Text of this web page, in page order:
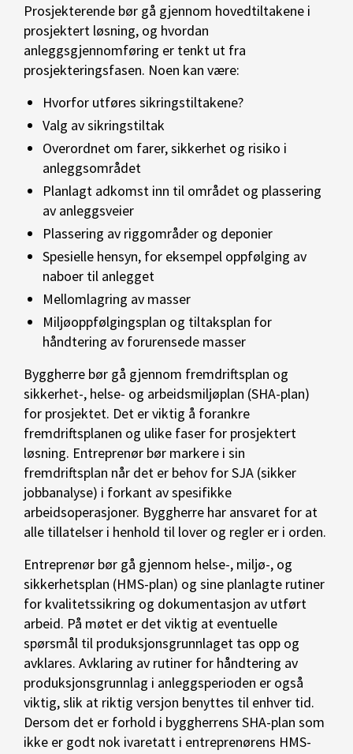
Prosjekterende bør gå gjennom hovedtiltakene i
prosjektert løsning, og hvordan
anleggsgjennomføring er tenkt ut fra
prosjekteringsfasen. Noen kan være:
Hvorfor utføres sikringstiltakene?
Valg av sikringstiltak
Overordnet om farer, sikkerhet og risiko i
anleggsområdet
Planlagt adkomst inn til området og plassering
av anleggsveier
Plassering av riggområder og deponier
Spesielle hensyn, for eksempel oppfølging av
naboer til anlegget
Mellomlagring av masser
Miljøoppfølgingsplan og tiltaksplan for
håndtering av forurensede masser
Byggherre bør gå gjennom fremdriftsplan og
sikkerhet-, helse- og arbeidsmiljøplan (SHA-plan)
for prosjektet. Det er viktig å forankre
fremdriftsplanen og ulike faser for prosjektert
løsning. Entreprenør bør markere i sin
fremdriftsplan når det er behov for SJA (sikker
jobbanalyse) i forkant av spesifikke
arbeidsoperasjoner. Byggherre har ansvaret for at
alle tillatelser i henhold til lover og regler er i orden.
Entreprenør bør gå gjennom helse-, miljø-, og
sikkerhetsplan (HMS-plan) og sine planlagte rutiner
for kvalitetssikring og dokumentasjon av utført
arbeid. På møtet er det viktig at eventuelle
spørsmål til produksjonsgrunnlaget tas opp og
avklares. Avklaring av rutiner for håndtering av
produksjonsgrunnlag i anleggsperioden er også
viktig, slik at riktig versjon benyttes til enhver tid.
Dersom det er forhold i byggherrens SHA-plan som
ikke er godt nok ivaretatt i entreprenørens HMS-